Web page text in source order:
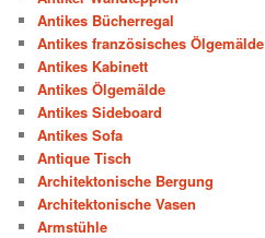
Antikes Bücherregal
Antikes französisches Ölgemälde
Antikes Kabinett
Antikes Ölgemälde
Antikes Sideboard
Antikes Sofa
Antique Tisch
Architektonische Bergung
Architektonische Vasen
Armstühle